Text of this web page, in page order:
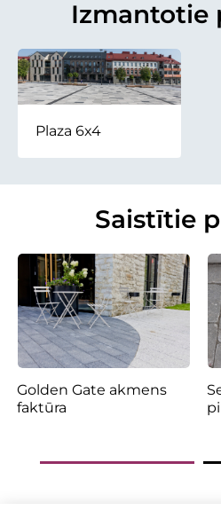
Izmantotie
Plaza 6x4
Saistītie
Golden Gate akmens
faktūra